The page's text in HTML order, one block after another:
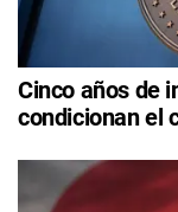
Cinco años de
condicionan el